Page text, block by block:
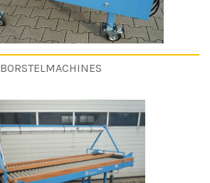
BORSTELMACHINES